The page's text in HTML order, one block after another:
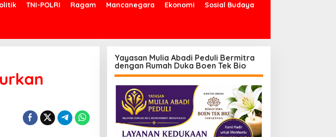
TNI-POLRI Ragam Mancanegara Ekonomi Sosial Budaya
Yayasan Mulia Abadi Peduli Bermitra
dengan Rumah Duka Boen Tek Bio